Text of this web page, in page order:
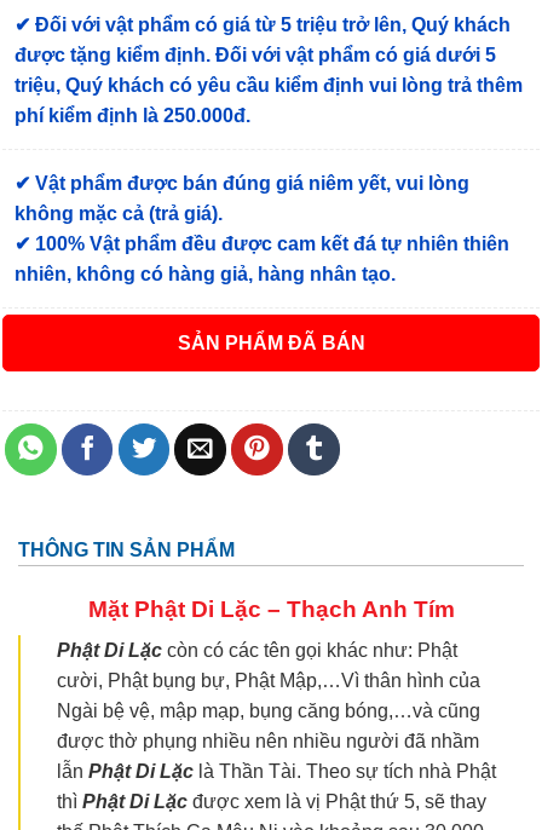
✔ Đối với vật phẩm có giá từ 5 triệu trở lên, Quý khách
được tặng kiểm định. Đối với vật phẩm có giá dưới 5
triệu, Quý khách có yêu cầu kiểm định vui lòng trả thêm
phí kiểm định là 250.000đ.
✔ Vật phẩm được bán đúng giá niêm yết, vui lòng
không mặc cả (trả giá).
✔ 100% Vật phẩm đều được cam kết đá tự nhiên thiên
nhiên, không có hàng giả, hàng nhân tạo.
ĐÃ BÁN
THÔNG TIN SẢN PHẨM
Mặt Phật Di Lặc – Thạch Anh Tím
Phật Di Lặc còn có các tên gọi khác như: Phật
cười, Phật bụng bự, Phật Mập,…Vì thân hình của
Ngài bệ vệ, mập mạp, bụng căng bóng,…và cũng
được thờ phụng nhiều nên nhiều người đã nhầm
lẫn Phật Di Lặc là Thần Tài. Theo sự tích nhà Phật
thì Phật Di Lặc được xem là vị Phật thứ 5, sẽ thay